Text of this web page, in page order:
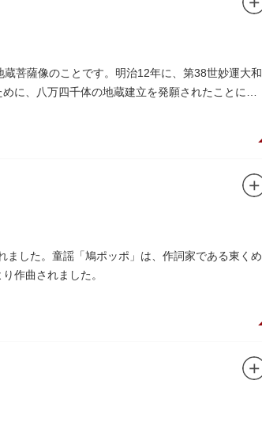
菩薩像のことです。明治12年に、第38世妙運大和
に、八万四千体の地蔵建立を発願されたことに始
した。童謡「鳩ポッポ」は、作詞家である東くめ
作曲されました。